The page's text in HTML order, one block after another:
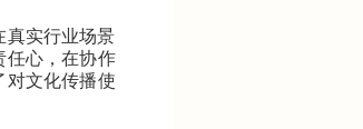
真实行业场景
任心，在协作
对文化传播使